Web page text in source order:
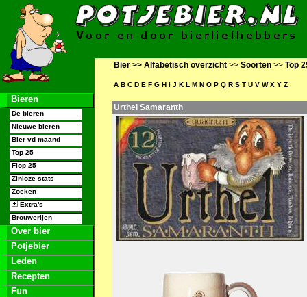
Bieren
De bieren
Nieuwe bieren
Bier vd maand
Top 25
Flop 25
Zinloze stats
Zoeken
Extra's
Brouwerijen
Over bier
Potjebier
Leden
Recepten
Fun
Bier >> Alfabetisch overzicht >> Soorten >> Top
A B C D E F G H I J K L M N O P Q R S T U V W X Y Z
Urthel Samaranth